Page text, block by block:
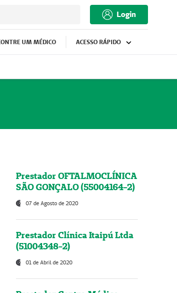
Login
UM MÉDICO ACESSO RÁPIDO
Prestador OFTALMOCLÍNICA
SÃO GONÇALO (55004164-2)
07 de Agosto de 2020
Prestador Clínica Itaipú Ltda
(51004348-2)
01 de Abril de 2020